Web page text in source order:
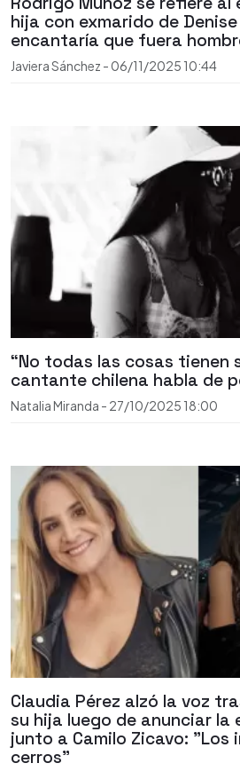
hija con exmarido de
encantaría que fuera
Javiera Sánchez - 06/11/2025 10:44
“No todas las cosas tienen
cantante chilena habla de
Natalia Miranda - 27/10/2025 18:00
Claudia Pérez alzó la voz
su hija luego de anunciar la
junto a Camilo Zicavo: "Los
cerros"